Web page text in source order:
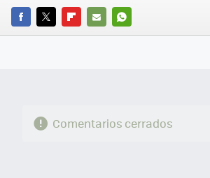
FACEBOOK
TWITTERFLIPBOARD
E-
WHATSAPP
Comentarios cerrados